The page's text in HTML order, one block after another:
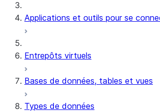
Applications et outils pour se
Entrepôts virtuels
Bases de données, tables et vues
Types de données